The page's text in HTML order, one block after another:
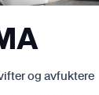
og avfuktere